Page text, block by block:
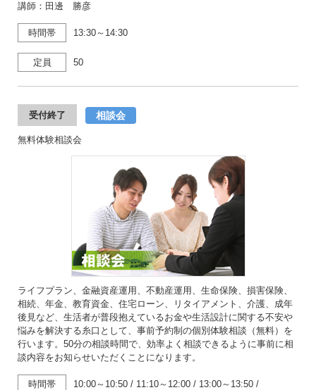
講師：田邊 勝彦
時間帯 13:30～14:30
定員 50
受付終了 相談会
無料体験相談会
ライフプラン、金融資産運用、不動産運用、生命保険、損害保険、
相続、年金、教育資金、住宅ローン、リタイアメント、介護、成年
後見など、生活者が普段抱えているお金や生活設計に関する不安や
悩みを解決する糸口として、事前予約制の個別体験相談（無料）を
行います。50分の相談時間で、効率よく相談できるように事前に相
談内容をお知らせいただくことになります。
時間帯 10:00～10:50 / 11:10～12:00 / 13:00～13:50 /